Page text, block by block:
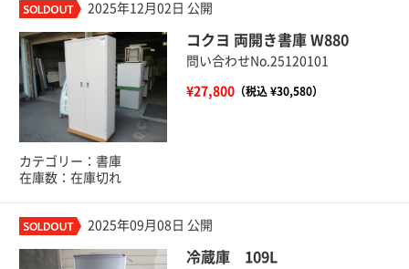
2025年12月02日 公開
コクヨ 両開き書庫 W880
問い合わせNo.25120101
¥27,800（税込 ¥30,580）
カテゴリー：書庫
在庫数：在庫切れ
2025年09月08日 公開
冷蔵庫 109L